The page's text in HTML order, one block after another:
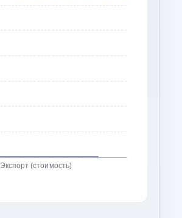
Экспорт (стоимость)